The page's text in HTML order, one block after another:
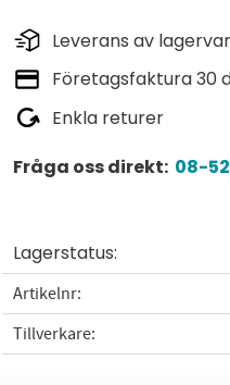
Leverans av
Företagsfaktura 30
Enkla returer
Fråga oss direkt: 08-
Lagerstatus
Artikelnr
Tillverkare